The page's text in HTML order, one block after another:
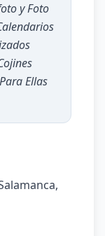
y Foto
Ellas